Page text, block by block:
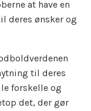
at have en
deres ønsker og
til deres
forskelle og
det, der gør